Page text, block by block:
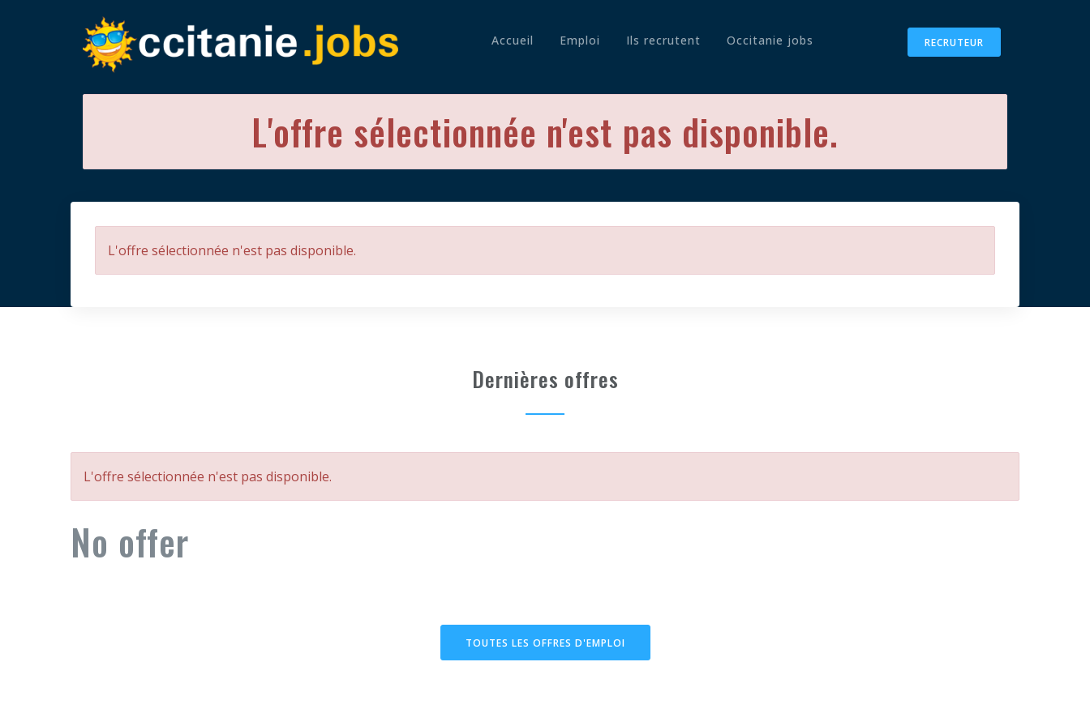
RECRUTEUR
Accueil Emploi Ils recrutent Occitanie jobs
L'offre sélectionnée n'est pas disponible.
L'offre sélectionnée n'est pas disponible.
Dernières offres
L'offre sélectionnée n'est pas disponible.
No offer
TOUTES LES OFFRES D'EMPLOI